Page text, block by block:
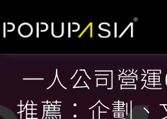
一人公司營
推薦：企劃、